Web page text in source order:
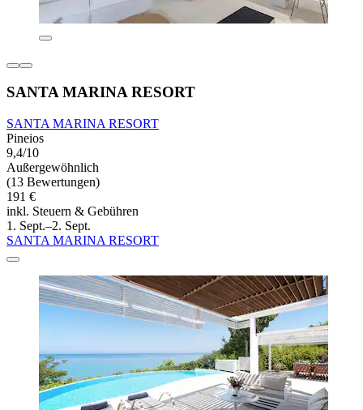
SANTA MARINA RESORT
SANTA MARINA RESORT
Pineios
9,4/10
Außergewöhnlich
(13 Bewertungen)
191 €
inkl. Steuern & Gebühren
1. Sept.–2. Sept.
SANTA MARINA RESORT